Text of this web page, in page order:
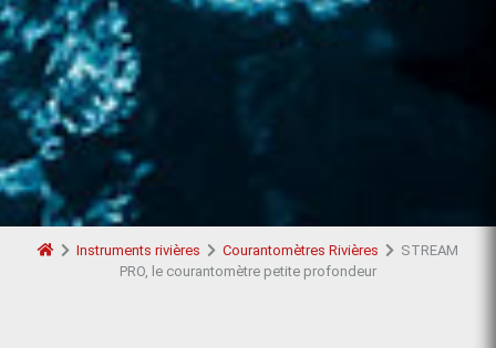
Instruments rivières Courantomètres Rivières
STREAM
PRO, le courantomètre petite profondeur